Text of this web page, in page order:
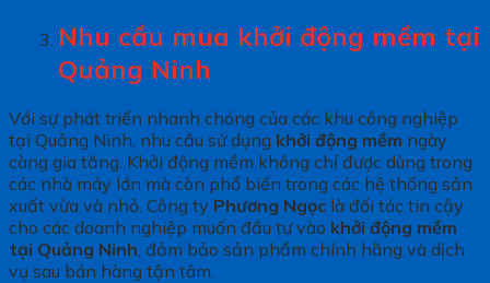
Nhu cầu mua khởi động mềm tại
Quảng Ninh
Với sự phát triển nhanh chóng của các khu công nghiệp
tại Quảng Ninh, nhu cầu sử dụng khởi động mềm ngày
càng gia tăng. Khởi động mềm không chỉ được dùng trong
các nhà máy lớn mà còn phổ biến trong các hệ thống sản
xuất vừa và nhỏ. Công ty Phương Ngọc là đối tác tin cậy
cho các doanh nghiệp muốn đầu tư vào khởi động mềm
tại Quảng Ninh , đảm bảo sản phẩm chính hãng và dịch
vụ sau bán hàng tận tâm.